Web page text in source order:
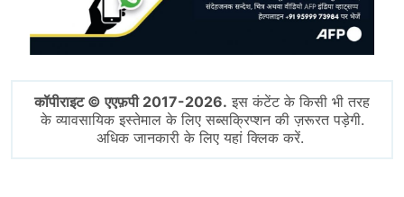
कॉपीराइट © एएफ़पी 2017-2026. इस कंटेंट के किसी भी तरह
के व्यावसायिक इस्तेमाल के लिए सब्सक्रिप्शन की ज़रूरत पड़ेगी.
अधिक जानकारी के लिए यहां क्लिक करें.